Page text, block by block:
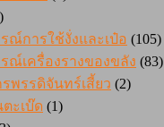
ณ์การใช้งั่งและเป๋อ (105)
ณ์เครื่องรางของขลัง (83)
พรรดิจันทร์เสี้ยว (2)
ะเบ๊ด (1)